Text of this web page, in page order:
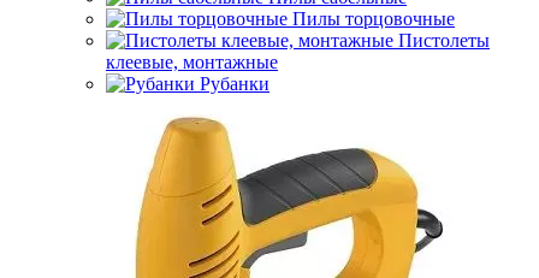
Пилы торцовочные
Пистолеты
клеевые, монтажные
Рубанки